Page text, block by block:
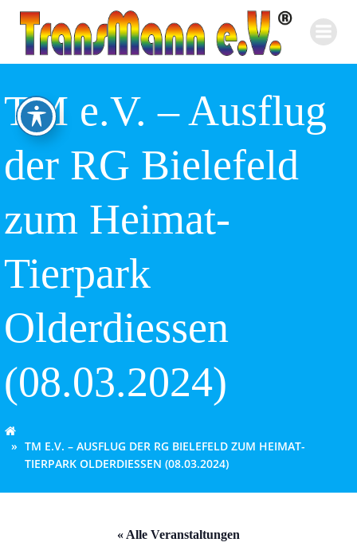
Inhalt
springen
TM e.V. – Ausflug
der RG Bielefeld
zum Heimat-
Tierpark
Olderdiessen
(08.03.2024)
TM E.V. – AUSFLUG DER RG BIELEFELD ZUM HEIMAT-
TIERPARK OLDERDIESSEN (08.03.2024)
« Alle Veranstaltungen